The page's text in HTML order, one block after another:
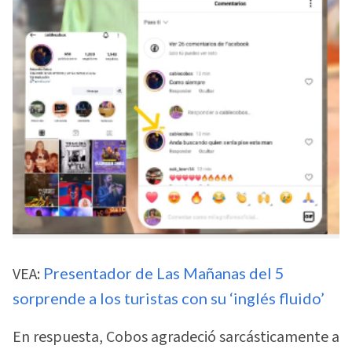
VEA: Presentador de Las Mañanas del 5
sorprende a los turistas con su ‘inglés fluido’
En respuesta, Cobos agradeció sarcásticamente a